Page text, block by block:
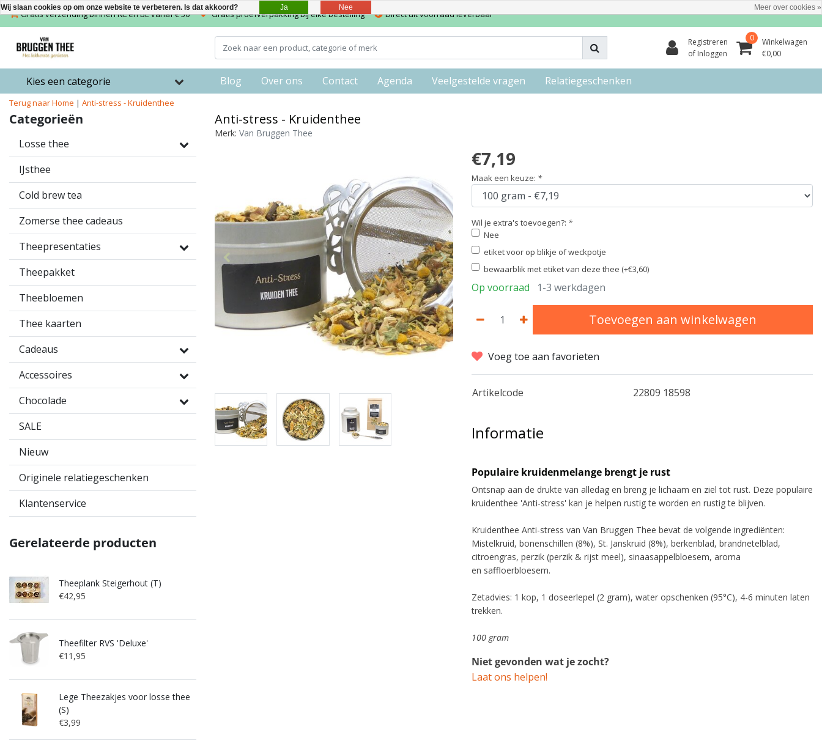
Gratis verzending binnen NL en BE vanaf € 50 Gratis proefverpakking bij elke bestelling Direct uit voorraad leverbaar
Registreren
of Inloggen
0
Winkelwagen
€0,00
Kies een categorie Blog Over ons Contact Agenda Veelgestelde vragen Relatiegeschenken
Terug naar Home | Anti-stress - Kruidenthee
Categorieën
Losse thee
IJsthee
Cold brew tea
Zomerse thee cadeaus
Theepresentaties
Theepakket
Theebloemen
Thee kaarten
Cadeaus
Accessoires
Chocolade
SALE
Nieuw
Originele relatiegeschenken
Klantenservice
Gerelateerde producten
Theeplank Steigerhout (T)
€42,95
Theefilter RVS 'Deluxe'
€11,95
Lege Theezakjes voor losse thee
(S)
€3,99
Anti-stress - Kruidenthee
Merk: Van Bruggen Thee
€7,19
Maak een keuze: *
Wil je extra's toevoegen?: *
Nee
etiket voor op blikje of weckpotje
bewaarblik met etiket van deze thee (+€3,60)
Op voorraad 1-3 werkdagen
Toevoegen aan winkelwagen
Voeg toe aan favorieten
Artikelcode 22809 18598
Informatie
Populaire kruidenmelange brengt je rust
Ontsnap aan de drukte van alledag en breng je lichaam en ziel tot rust. Deze populaire
kruidenthee 'Anti-stress' kan je helpen rustig te worden en rustig te blijven.
Kruidenthee Anti-stress van Van Bruggen Thee bevat de volgende ingrediënten:
Mistelkruid, bonenschillen (8%), St. Janskruid (8%), berkenblad, brandnetelblad,
citroengras, perzik (perzik & rijst meel), sinaasappelbloesem, aroma
en saffloerbloesem.
Zetadvies: 1 kop, 1 doseerlepel (2 gram), water opschenken (95°C), 4-6 minuten laten
trekken.
100 gram
Niet gevonden wat je zocht?
Laat ons helpen!
Wij slaan cookies op om onze website te verbeteren. Is dat akkoord? Ja Nee Meer over cookies »